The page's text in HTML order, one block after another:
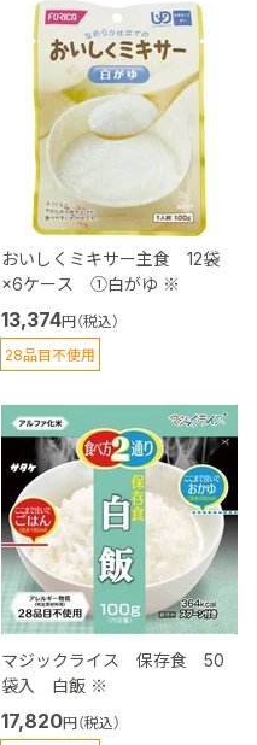
おいしくミキサー主食 12袋
×6ケース ①白がゆ ※
13,374円（税込）
28品目不使用
マジックライス 保存食 50
袋入 白飯 ※
17,820円（税込）